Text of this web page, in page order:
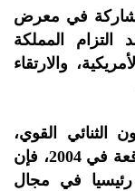
في معرض
التزام المملكة
والارتقاء
الثنائي القوي،
الذي تجسده اتفاقية التجارة الحرة الموقعة في 2004، فإن
رئيسيا في مجال